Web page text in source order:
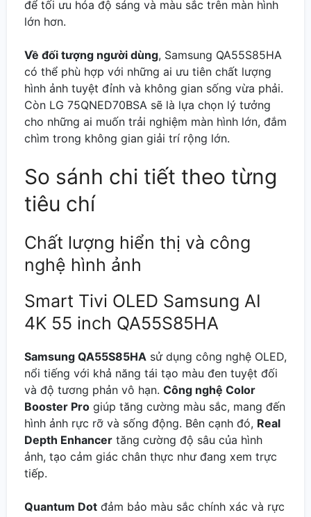
để tối ưu hóa độ sáng và màu sắc trên màn hình
lớn hơn.
Về đối tượng người dùng, Samsung QA55S85HA
có thể phù hợp với những ai ưu tiên chất lượng
hình ảnh tuyệt đỉnh và không gian sống vừa phải.
Còn LG 75QNED70BSA sẽ là lựa chọn lý tưởng
cho những ai muốn trải nghiệm màn hình lớn, đắm
chìm trong không gian giải trí rộng lớn.
So sánh chi tiết theo từng
tiêu chí
Chất lượng hiển thị và công
nghệ hình ảnh
Smart Tivi OLED Samsung AI
4K 55 inch QA55S85HA
Samsung QA55S85HA sử dụng công nghệ OLED,
nổi tiếng với khả năng tái tạo màu đen tuyệt đối
và độ tương phản vô hạn. Công nghệ Color
Booster Pro giúp tăng cường màu sắc, mang đến
hình ảnh rực rỡ và sống động. Bên cạnh đó, Real
Depth Enhancer tăng cường độ sâu của hình
ảnh, tạo cảm giác chân thực như đang xem trực
tiếp.
Quantum Dot đảm bảo màu sắc chính xác và rực